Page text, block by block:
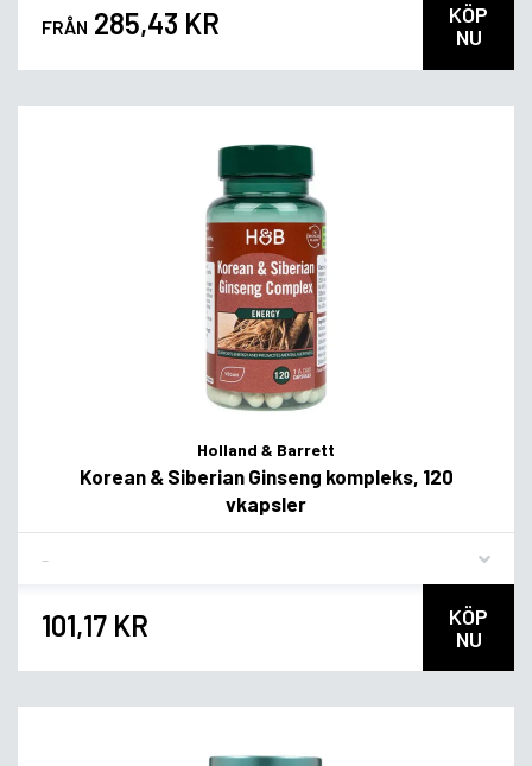
FRÅN 285,43 KR
KÖP
NU
Holland & Barrett
Korean & Siberian Ginseng kompleks, 120
vkapsler
101,17 KR
KÖP
NU